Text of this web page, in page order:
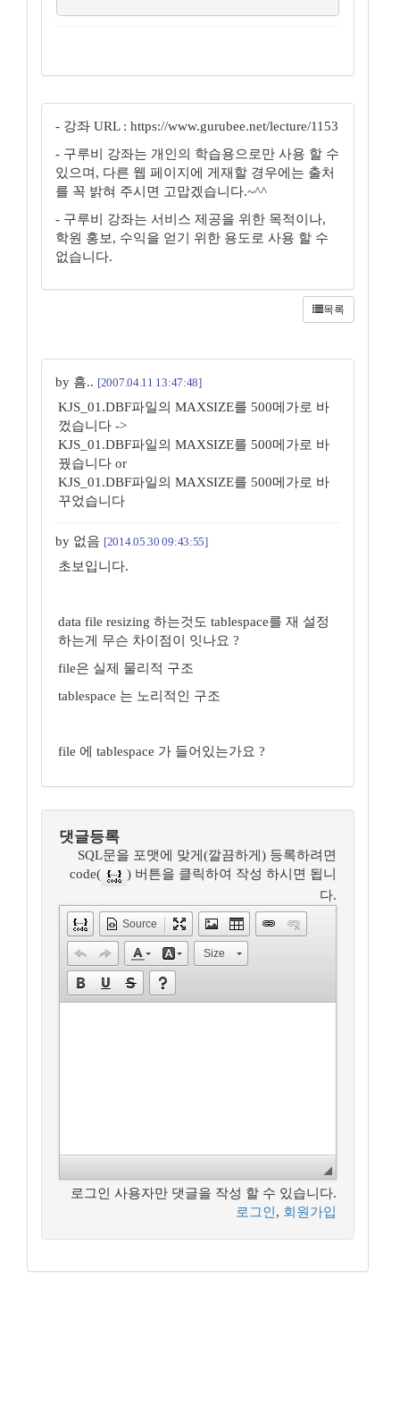
- 강좌 URL : https://www.gurubee.net/lecture/1153
- 구루비 강좌는 개인의 학습용으로만 사용 할 수
있으며, 다른 웹 페이지에 게재할 경우에는 출처
를 꼭 밝혀 주시면 고맙겠습니다.~^^
- 구루비 강좌는 서비스 제공을 위한 목적이나,
학원 홍보, 수익을 얻기 위한 용도로 사용 할 수
없습니다.
목록
by 흠.. [2007.04.11 13:47:48]
KJS_01.DBF파일의 MAXSIZE를 500메가로 바
껐습니다 ->
KJS_01.DBF파일의 MAXSIZE를 500메가로 바
꿨습니다 or
KJS_01.DBF파일의 MAXSIZE를 500메가로 바
꾸었습니다
by 없음 [2014.05.30 09:43:55]
초보입니다.
data file resizing 하는것도 tablespace를 재 설정
하는게 무슨 차이점이 잇나요 ?
file은 실제 물리적 구조
tablespace 는 노리적인 구조
file 에 tablespace 가 들어있는가요 ?
댓글등록
SQL문을 포맷에 맞게(깔끔하게) 등록하려면
code(
) 버튼을 클릭하여 작성 하시면 됩니
다.
Source
Size
로그인 사용자만 댓글을 작성 할 수 있습니다.
로그인 , 회원가입